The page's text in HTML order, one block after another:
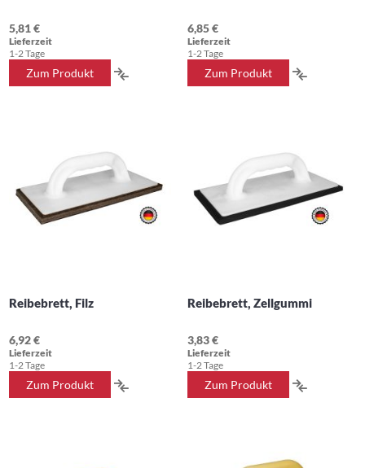
5,81 €
Lieferzeit
1-2 Tage
Zum Produkt
6,85 €
Lieferzeit
1-2 Tage
Zum Produkt
Reibebrett, Filz
6,92 €
Lieferzeit
1-2 Tage
Zum Produkt
Reibebrett, Zellgummi
3,83 €
Lieferzeit
1-2 Tage
Zum Produkt